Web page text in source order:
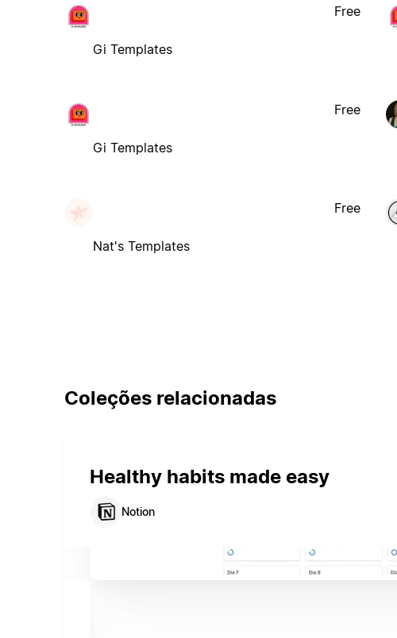
Gi Templates
Free
Gi Templates
Free
Nat's Templates
Free
Coleções relacionadas
Healthy habits made easy
Notion